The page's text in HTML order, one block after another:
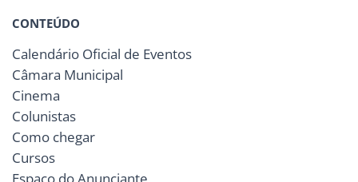
CONTEÚDO
Calendário Oficial de Eventos
Câmara Municipal
Cinema
Colunistas
Como chegar
Cursos